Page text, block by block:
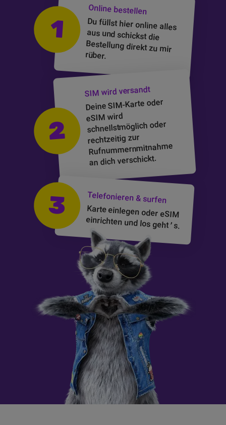
1
Online bestellen
Du füllst hier online alles
aus und schickst die
Bestellung direkt zu mir
rüber.
2
SIMwird versandt
DeineSIM-Karte oder
eSIMwird
schnellstmöglich oder
rechtzeitig zur
Rufnummernmitnahme
an dich verschickt.
3 Telefonieren & surfen
Karte einlegen odereSIM
einrichten und los geht’ s.